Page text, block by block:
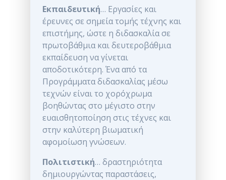
Εκπαιδευτική… Εργασίες και
έρευνες σε σημεία τομής τέχνης και
επιστήμης, ώστε η διδασκαλία σε
πρωτοβάθμια και δευτεροβάθμια
εκπαίδευση να γίνεται
αποδοτικότερη. Ένα από τα
Προγράμματα διδασκαλίας μέσω
τεχνών είναι το χορόχρωμα
βοηθώντας στο μέγιστο στην
ευαισθητοποίηση στις τέχνες και
στην καλύτερη βιωματική
αφομοίωση γνώσεων.
Πολιτιστική… δραστηριότητα
δημιουργώντας παραστάσεις,